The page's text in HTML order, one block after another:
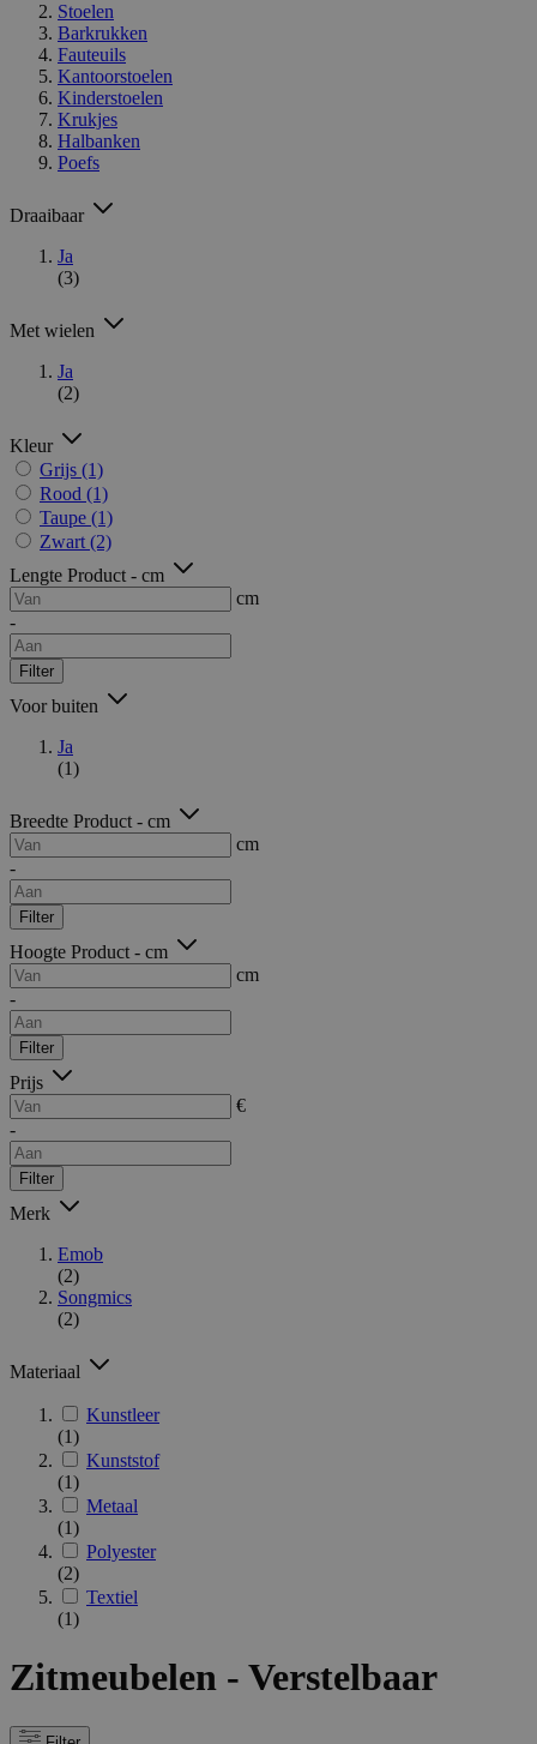
Stoelen
Barkrukken
Fauteuils
Kantoorstoelen
Kinderstoelen
Krukjes
Halbanken
Poefs
Draaibaar
Ja
(3)
Met wielen
Ja
(2)
Kleur
Grijs (1)
Rood (1)
Taupe (1)
Zwart (2)
Lengte Product - cm
cm
-
Filter
Voor buiten
Ja
(1)
Breedte Product - cm
cm
-
Filter
Hoogte Product - cm
cm
-
Filter
Prijs
€
-
Filter
Merk
Emob
(2)
Songmics
(2)
Materiaal
Kunstleer
(1)
Kunststof
(1)
Metaal
(1)
Polyester
(2)
Textiel
(1)
Zitmeubelen - Verstelbaar